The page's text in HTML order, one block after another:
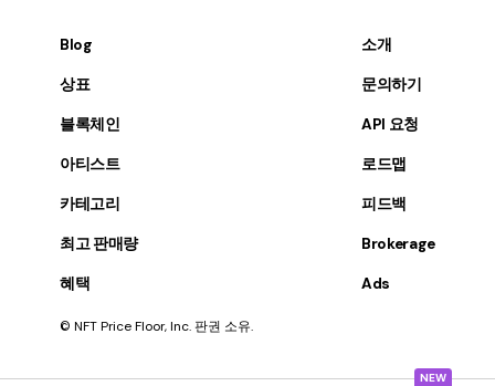
NEW
Blog
상표
블록체인
아티스트
카테고리
최고 판매량
혜택
소개
문의하기
API 요청
로드맵
피드백
Brokerage
Ads
© NFT Price Floor, Inc. 판권 소유.